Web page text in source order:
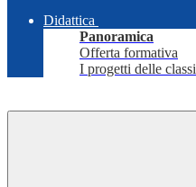
Didattica
Panoramica
Offerta formativa
I progetti delle classi